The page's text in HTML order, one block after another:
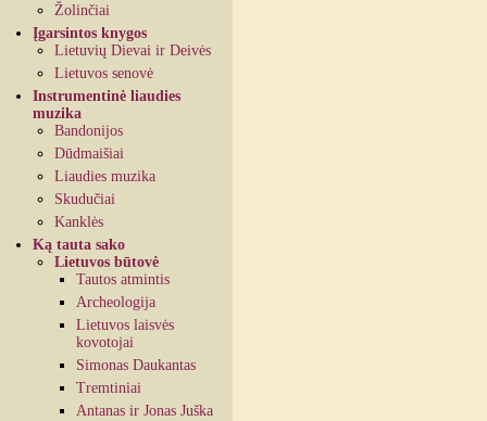
Žolinčiai
Įgarsintos knygos
Lietuvių Dievai ir Deivės
Lietuvos senovė
Instrumentinė liaudies
muzika
Bandonijos
Dūdmaišiai
Liaudies muzika
Skudučiai
Kanklės
Ką tauta sako
Lietuvos būtovė
Tautos atmintis
Archeologija
Lietuvos laisvės
kovotojai
Simonas Daukantas
Tremtiniai
Antanas ir Jonas Juška